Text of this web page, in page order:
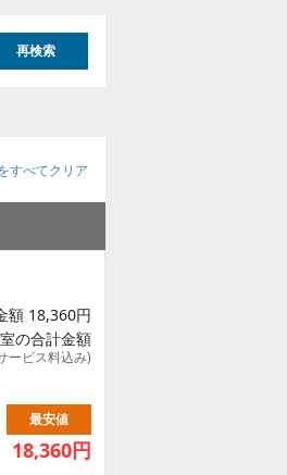
再検索
すべてクリア
額 18,360円
の合計金額
ービス料込み)
最安値
18,360円